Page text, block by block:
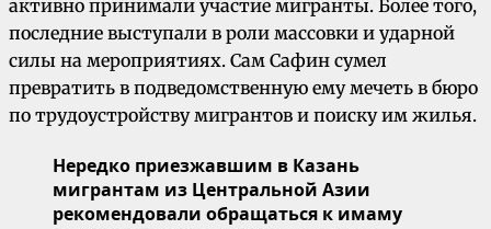
активно принимали участие мигранты. Более того,
последние выступали в роли массовки и ударной
силы на мероприятиях. Сам Сафин сумел
превратить в подведомственную ему мечеть в бюро
по трудоустройству мигрантов и поиску им жилья.
Нередко приезжавшим в Казань
мигрантам из Центральной Азии
рекомендовали обращаться к имаму